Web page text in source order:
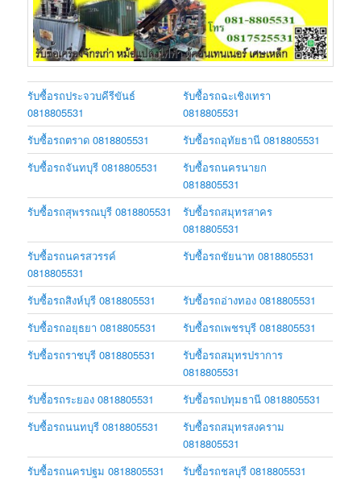
รับซื้อรถประจวบคีรีขันธ์
0818805531
รับซื้อรถฉะเชิงเทรา
0818805531
รับซื้อรถตราด 0818805531
รับซื้อรถอุทัยธานี 0818805531
รับซื้อรถจันทบุรี 0818805531
รับซื้อรถนครนายก
0818805531
รับซื้อรถสุพรรณบุรี 0818805531
รับซื้อรถสมุทรสาคร
0818805531
รับซื้อรถนครสวรรค์
0818805531
รับซื้อรถชัยนาท 0818805531
รับซื้อรถสิงห์บุรี 0818805531
รับซื้อรถอ่างทอง 0818805531
รับซื้อรถอยุธยา 0818805531
รับซื้อรถเพชรบุรี 0818805531
รับซื้อรถราชบุรี 0818805531
รับซื้อรถสมุทรปราการ
0818805531
รับซื้อรถระยอง 0818805531
รับซื้อรถปทุมธานี 0818805531
รับซื้อรถนนทบุรี 0818805531
รับซื้อรถสมุทรสงคราม
0818805531
รับซื้อรถนครปฐม 0818805531
รับซื้อรถชลบุรี 0818805531